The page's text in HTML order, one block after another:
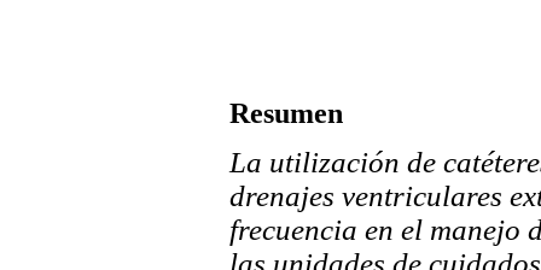
Resumen
La utilización de
drenajes ventriculares
frecuencia en el manejo